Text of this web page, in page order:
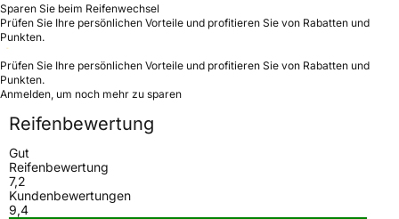
Sparen Sie beim Reifenwechsel
Prüfen Sie Ihre persönlichen Vorteile und profitieren Sie von Rabatten und
Punkten.
Prüfen Sie Ihre persönlichen Vorteile und profitieren Sie von Rabatten und
Punkten.
Anmelden, um noch mehr zu sparen
Reifenbewertung
Gut
Reifenbewertung
7,2
Kundenbewertungen
9,4